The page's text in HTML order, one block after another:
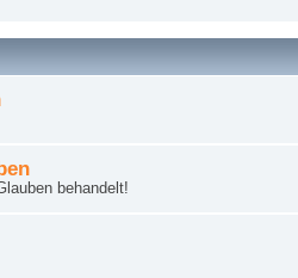
behandelt!